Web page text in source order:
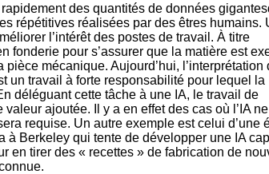
des quantités de données
répétitives réalisées par des êtres humains.
l’intérêt des postes de travail. À titre
fonderie pour s’assurer que la matière est
mécanique. Aujourd’hui, l’interprétation
un travail à forte responsabilité pour lequel la
déléguant cette tâche à une IA, le travail de
ajoutée. Il y a en effet des cas où l’IA
requise. Un autre exemple est celui d’une
à Berkeley qui tente de développer une IA
en tirer des « recettes » de fabrication de